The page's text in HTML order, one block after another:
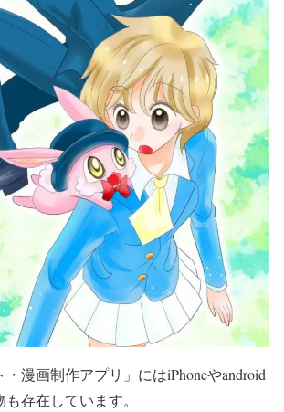
漫画制作アプリ」にはiPhoneやandroid
も存在しています。